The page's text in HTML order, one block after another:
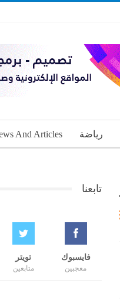
رياضة And Articles
تابعنا
فايسبوك
معجبين
تويتر
متابعين